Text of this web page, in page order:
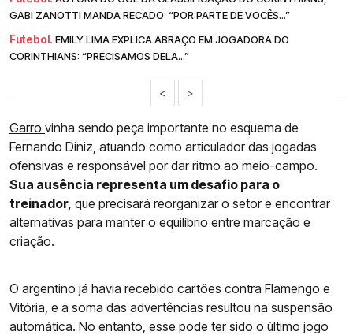
GABI ZANOTTI MANDA RECADO: “POR PARTE DE VOCÊS...”
Futebol. EMILY LIMA EXPLICA ABRAÇO EM JOGADORA DO
CORINTHIANS: “PRECISAMOS DELA...”
< >
Garro vinha sendo peça importante no esquema de
Fernando Diniz, atuando como articulador das jogadas
ofensivas e responsável por dar ritmo ao meio-campo.
Sua ausência representa um desafio para o
treinador, que precisará reorganizar o setor e encontrar
alternativas para manter o equilíbrio entre marcação e
criação.
O argentino já havia recebido cartões contra Flamengo e
Vitória, e a soma das advertências resultou na suspensão
automática. No entanto, esse pode ter sido o último jogo